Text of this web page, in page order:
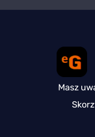
Masz